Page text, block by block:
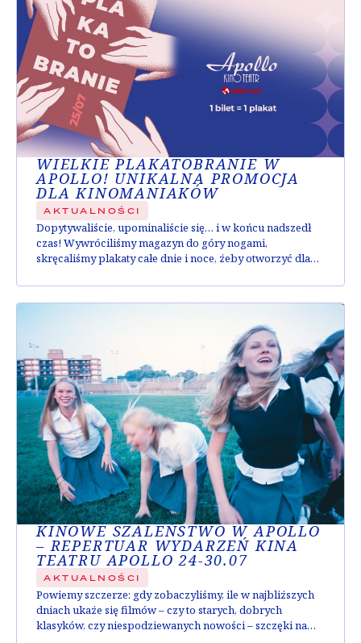
WIELKIE PLAKATOBRANIE W
APOLLO! UNIKALNA PROMOCJA
DLA KINOMANIAKÓW
AKTUALNOŚCI
Dopytywaliście, upominaliście się… i w końcu nadszedł
czas! Wywróciliśmy magazyn do góry nogami,
skręcaliśmy plakaty całe dnie i noce, żeby otworzyć dla
dzień (od 13:00 do 20:00) setki plakatów będą czekały na
swoich nowych właścicieli w kasie kina Apollo. Warunki
KINOWE SZALEŃSTWO W APOLLO
– REPERTUAR WYDARZEŃ KINA
TEATRU APOLLO 24-30.07
AKTUALNOŚCI
Powiemy szczerze: gdy zobaczyliśmy, ile w najbliższych
dniach ukaże się filmów – czy to starych, dobrych
klasyków, czy niespodziewanych nowości – szczęki nam